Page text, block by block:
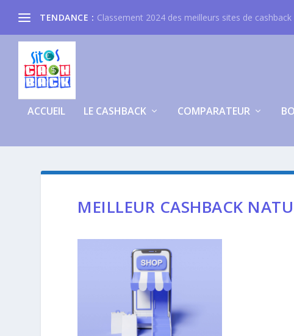
TENDANCE : Classement 2024 des meilleurs sites de cashback
ACCUEIL LE CASHBACK COMPARATEUR
MEILLEUR CASHBACK